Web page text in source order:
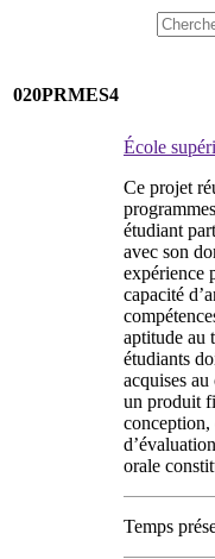
020PRMES4
École
Ce projet
étudiant
avec son
expérience
capacité
aptitude au
étudiants
acquises
un produit
conception,
orale
Temps